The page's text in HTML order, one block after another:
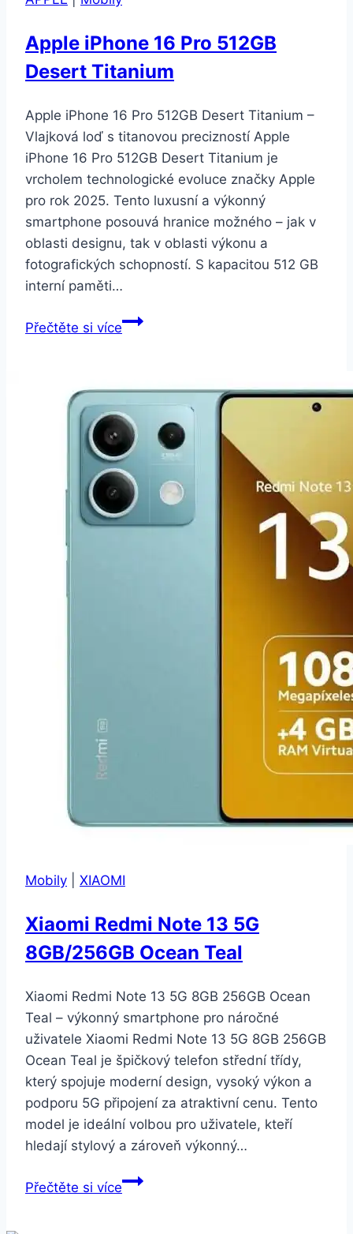
Apple iPhone 16 Pro 512GB
Desert Titanium
Apple iPhone 16 Pro 512GB Desert Titanium –
Vlajková loď s titanovou precizností Apple
iPhone 16 Pro 512GB Desert Titanium je
vrcholem technologické evoluce značky Apple
pro rok 2025. Tento luxusní a výkonný
smartphone posouvá hranice možného – jak v
oblasti designu, tak v oblasti výkonu a
fotografických schopností. S kapacitou 512 GB
interní paměti…
Přečtěte si víceApple
512GB
Desert
Titanium
Mobily XIAOMI
Xiaomi Redmi Note 13 5G
8GB/256GB Ocean Teal
Xiaomi Redmi Note 13 5G 8GB 256GB Ocean
Teal – výkonný smartphone pro náročné
uživatele Xiaomi Redmi Note 13 5G 8GB 256GB
Ocean Teal je špičkový telefon střední třídy,
který spojuje moderní design, vysoký výkon a
podporu 5G připojení za atraktivní cenu. Tento
model je ideální volbou pro uživatele, kteří
hledají stylový a zároveň výkonný…
Přečtěte si víceXiaomi